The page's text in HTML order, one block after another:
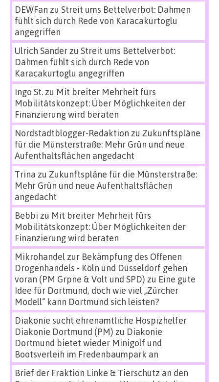
DEWFan zu Streit ums Bettelverbot: Dahmen
fühlt sich durch Rede von Karacakurtoglu
angegriffen
Ulrich Sanderzu Streit ums Bettelverbot:
Dahmen fühlt sich durch Rede von
Karacakurtoglu angegriffen
Ingo St.zu Mit breiter Mehrheit fürs
Mobilitätskonzept: Über Möglichkeiten der
Finanzierung wird beraten
Nordstadtblogger-Redaktion zu Zukunftspläne
für die Münsterstraße: Mehr Grün und neue
Aufenthaltsflächen angedacht
Trina zu Zukunftspläne für die Münsterstraße:
Mehr Grün und neue Aufenthaltsflächen
angedacht
Bebbi zu Mit breiter Mehrheit fürs
Mobilitätskonzept: Über Möglichkeiten der
Finanzierung wird beraten
Mikrohandel zur Bekämpfung des Offenen
Drogenhandels - Köln und Düsseldorf gehen
voran (PM Grpne & Volt und SPD) zu Eine gute
Idee für Dortmund, doch wie viel „Zürcher
Modell“ kann Dortmund sich leisten?
Diakonie sucht ehrenamtliche Hospizhelfer
Diakonie Dortmund (PM) zu Diakonie
Dortmund bietet wieder Minigolf und
Bootsverleih im Fredenbaumpark an
Brief der Fraktion Linke & Tierschutz an den